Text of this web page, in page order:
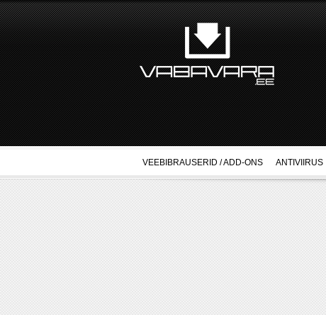
VEEBIBRAUSERID / ADD-ONS ANTIVIIRUS